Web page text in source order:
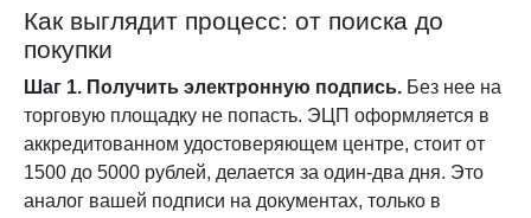
Как выглядит процесс: от поиска до
покупки
Шаг 1. Получить электронную подпись. Без нее на
торговую площадку не попасть. ЭЦП оформляется в
аккредитованном удостоверяющем центре, стоит от
1500 до 5000 рублей, делается за один-два дня. Это
аналог вашей подписи на документах, только в